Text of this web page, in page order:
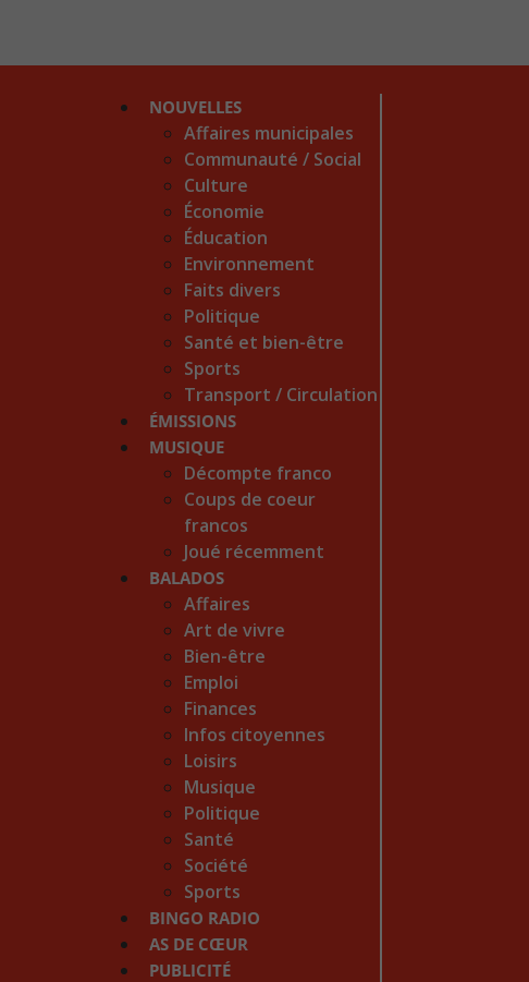
NOUVELLES
Affaires municipales
Communauté / Social
Culture
Économie
Éducation
Environnement
Faits divers
Politique
Santé et bien-être
Sports
Transport / Circulation
ÉMISSIONS
MUSIQUE
Décompte franco
Coups de coeur
francos
Joué récemment
BALADOS
Affaires
Art de vivre
Bien-être
Emploi
Finances
Infos citoyennes
Loisirs
Musique
Politique
Santé
Société
Sports
BINGO RADIO
AS DE CŒUR
PUBLICITÉ